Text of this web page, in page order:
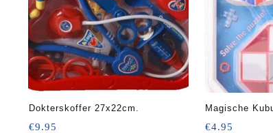
Dokterskoffer 27x22cm.
€9.95 €4.95